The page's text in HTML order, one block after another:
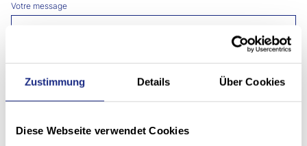
Zustimmung Details Über Cookies
Diese Webseite verwendet Cookies
Votre message
J’accepte la Politique de confidentialité.